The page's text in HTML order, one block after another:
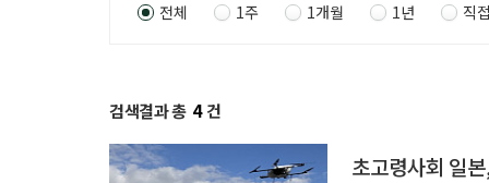
전체 1주 1개월 1년 직
검색결과 총 4 건
초고령사회 일